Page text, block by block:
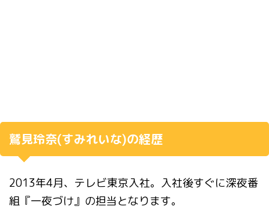
鷲見玲奈(すみれいな)の経歴
2013年4月、テレビ東京入社。入社後すぐに深夜番
組『一夜づけ』の担当となります。